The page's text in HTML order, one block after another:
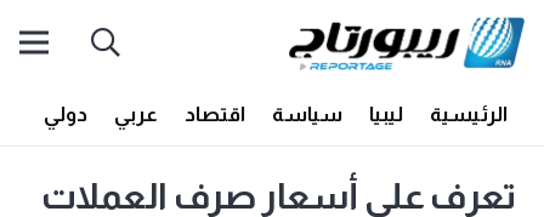
الرئيسية ليبيا سياسة اقتصاد عربي دولي
تعرف على أسعار صرف العملات